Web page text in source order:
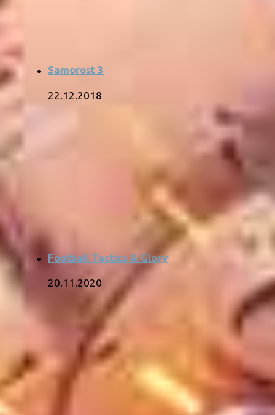
Samorost 3
22.12.2018
Football Tactics & Glory
20.11.2020